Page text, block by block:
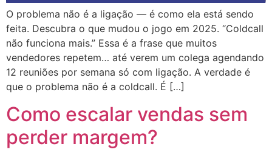
O problema não é a ligação — é como ela está sendo
feita. Descubra o que mudou o jogo em 2025. “Coldcall
não funciona mais.” Essa é a frase que muitos
vendedores repetem… até verem um colega agendando
12 reuniões por semana só com ligação. A verdade é
que o problema não é a coldcall. É […]
Como escalar vendas sem
perder margem?